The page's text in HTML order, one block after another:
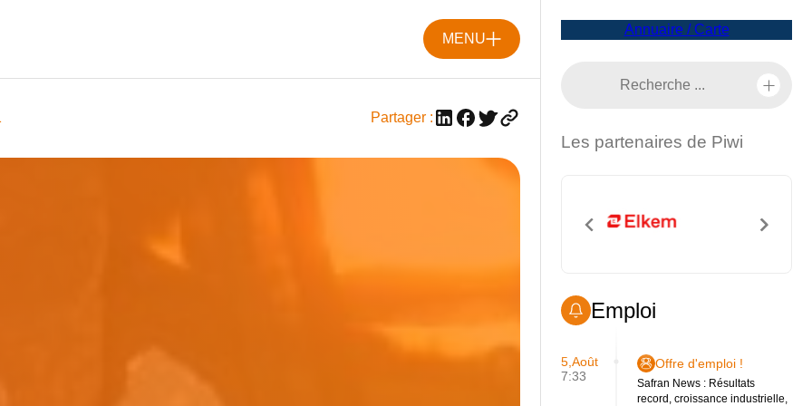
MENU
Partager :
Annuaire / Carte
Les partenaires de Piwi
Emploi
5,Août
7:33
Offre d'emploi !
Safran News : Résultats
record, croissance industrielle,